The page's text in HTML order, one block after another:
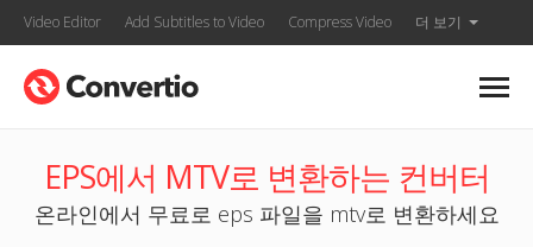
Video Editor Add Subtitles to Video Compress Video 더 보기
EPS에서 MTV로 변환하는 컨버터
온라인에서 무료로 eps 파일을 mtv로 변환하세요